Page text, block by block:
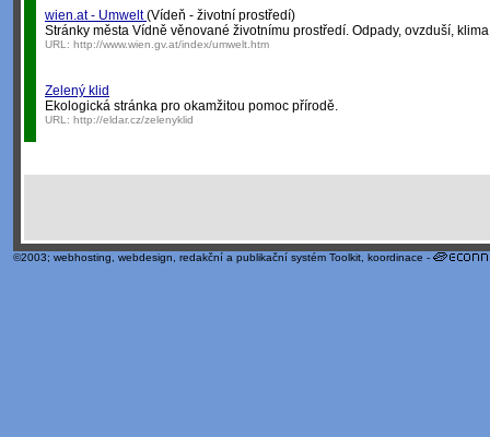
wien.at - Umwelt(Vídeň - životní prostředí)
Stránky města Vídně věnované životnímu prostředí. Odpady, ovzduší,
URL: http://www.wien.gv.at/index/umwelt.htm
Zelený klid
Ekologická stránka pro okamžitou pomoc přírodě.
URL: http://eldar.cz/zelenyklid
©2003; webhosting webdesign redakční a publikační systém Toolkit , koordinace -